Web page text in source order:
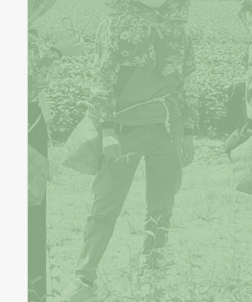
邦查風味・
「聲」_ 嘻哈
青銀齊舞計畫
OR HUALIEN)，是群喜歡嘻
相同的興趣在花蓮碰了頭。而
對
躲在樂聲闌珊處，充滿好奇地探
地走入日常，回首探索平時只
的角
雷同之處。儘管兩方有著地域
異，
家都熱愛那份人與人之間「真
便應運而生。從今年(2022)七
R
不但於志工培訓時學習「樂舞
謂「文
計畫中，蒐羅薄薄部落(仁
材。甚
豐年祭以及本次計劃的核心
(亦
的步伐，奔向傳說中先輩們登
上，來
的回音層層疊疊。儘管
自己僅
加飽滿，經過嘉木郎老師的
薄、地方
生。FLAVOR HUALIEN同時
的學習經
活動。藉著餐會的閒談、節
養，最後
相輔相成的同樂景況。
邊豎立的鐵罐架、日常行走的
禮時的
隊形裡，大夥兒手牽手，模擬
像邁步
鄉、是否將去遠方，只要此
地，向
一份子。
文化村表演的過去，或回憶年
或面帶
健康站一起跳舞?種種隻言片
待的
也似乎讓嘻哈(Hip Hop)這個
根，
夥伴的一顰一笑，不害怕也
能。那天
時，化為意外的結晶，也彷彿
R
上的「成年禮」，得以自然地
下一階段。